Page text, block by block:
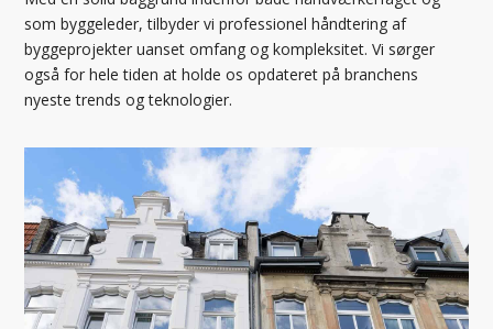
som byggeleder, tilbyder vi professionel håndtering af
byggeprojekter uanset omfang og kompleksitet. Vi sørger
også for hele tiden at holde os opdateret på branchens
nyeste trends og teknologier.